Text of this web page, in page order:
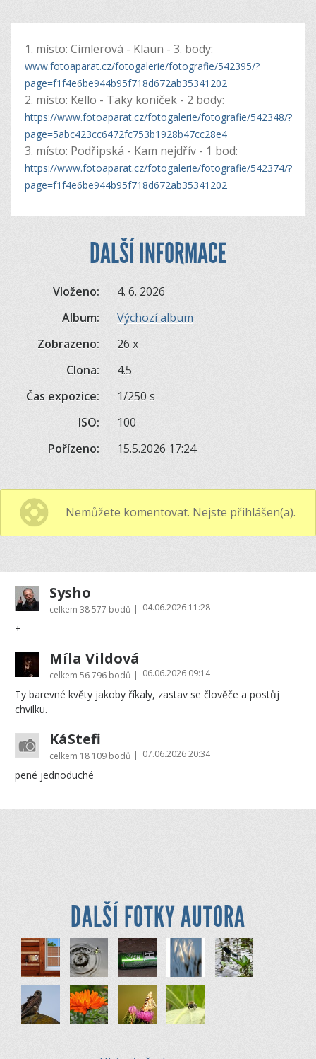
1. místo: Cimlerová - Klaun - 3. body:
www.fotoaparat.cz/fotogalerie/fotografie/542395/?
page=f1f4e6be944b95f718d672ab35341202
2. místo: Kello - Taky koníček - 2 body:
https://www.fotoaparat.cz/fotogalerie/fotografie/542348/?
page=5abc423cc6472fc753b1928b47cc28e4
3. místo: Podřipská - Kam nejdřív - 1 bod:
https://www.fotoaparat.cz/fotogalerie/fotografie/542374/?
page=f1f4e6be944b95f718d672ab35341202
DALŠÍ INFORMACE
Vloženo:
4. 6. 2026
Album:
Výchozí album
Zobrazeno:
26 x
Clona:
4.5
Čas expozice:
1/250 s
ISO:
100
Pořízeno:
15.5.2026 17:24
Nemůžete komentovat. Nejste přihlášen(a).
Sysho
celkem 38 577 bodů | 04.06.2026 11:28
+
Míla Vildová
celkem 56 796 bodů | 06.06.2026 09:14
Ty barevné květy jakoby říkaly, zastav se člověče a postůj
chvilku.
KáStefi
celkem 18 109 bodů | 07.06.2026 20:34
pené jednoduché
DALŠÍ FOTKY AUTORA